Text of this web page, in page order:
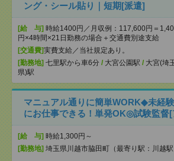
ング・シール貼り｜短期[派遣]
[給 与] 時給1400円／月収例：117,600円＝
円×4時間×21日勤務の場合＋交通費別途支給
[交通費]実費支給／当社規定あり。
[勤務地] 七里駅から車6分 / 大宮公園駅 / 大宮(埼
県)駅
マニュアル通りに簡単WORK◆未経
にお仕事できる！単発OK◎試験監督[
[給 与] 時給1,300円～
[勤務地] 埼玉県川越市脇田町（最寄り駅：川越駅